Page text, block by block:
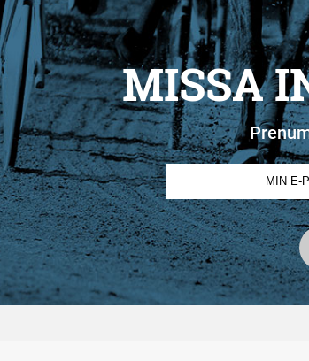
MISSA